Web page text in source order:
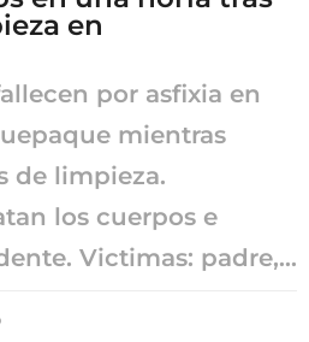
o
en
por asfixia en
mientras
de limpieza.
los cuerpos e
Victimas: padre,...